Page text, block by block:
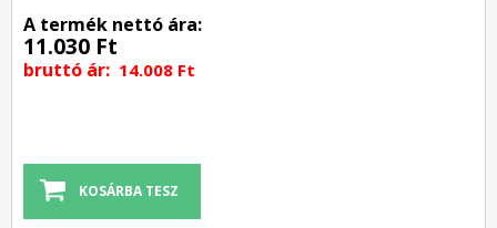
A termék nettó ára:
11.030 Ft
bruttó ár: 14.008 Ft